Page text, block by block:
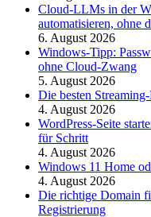
Cloud-LLMs in der
automatisieren, ohne
6. August 2026
Windows-Tipp:
ohne Cloud-Zwang
5. August 2026
Die besten
4. August 2026
WordPress-Seite
für Schritt
4. August 2026
Windows 11 Home
4. August 2026
Die richtige Domain
Registrierung